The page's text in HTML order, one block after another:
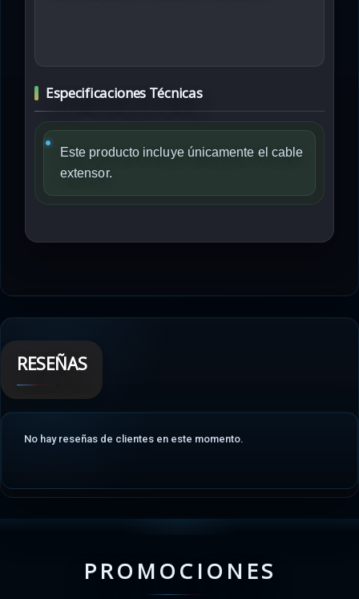
Especificaciones Técnicas
Este producto incluye únicamente el cable
extensor.
RESEÑAS
No hay reseñas de clientes en este momento.
PROMOCIONES